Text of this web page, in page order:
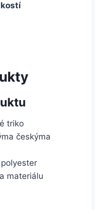
triko
českýma
materiálu